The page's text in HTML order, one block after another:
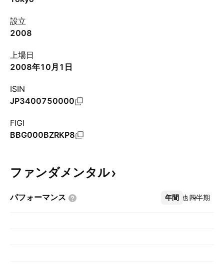
設立
2008
上場日
2008年10月1日
ISIN
JP3400750000
FIGI
BBG000BZRKP8
ファンダメンタル
パフォーマンス 年間 四半期
その他